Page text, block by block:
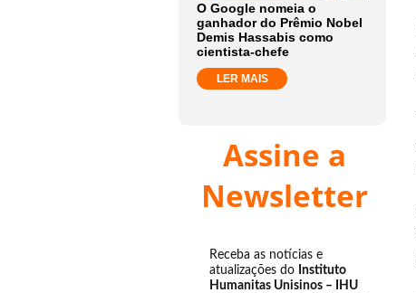
O Google nomeia o
ganhador do Prêmio Nobel
Demis Hassabis como
cientista-chefe
LER MAIS
Assine a
Newsletter
Receba as notícias e
atualizações do Instituto
Humanitas Unisinos – IHU